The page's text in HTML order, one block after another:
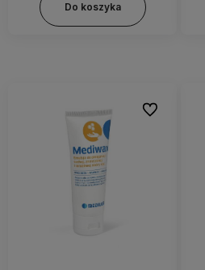
Do koszyka
Do ulubionych